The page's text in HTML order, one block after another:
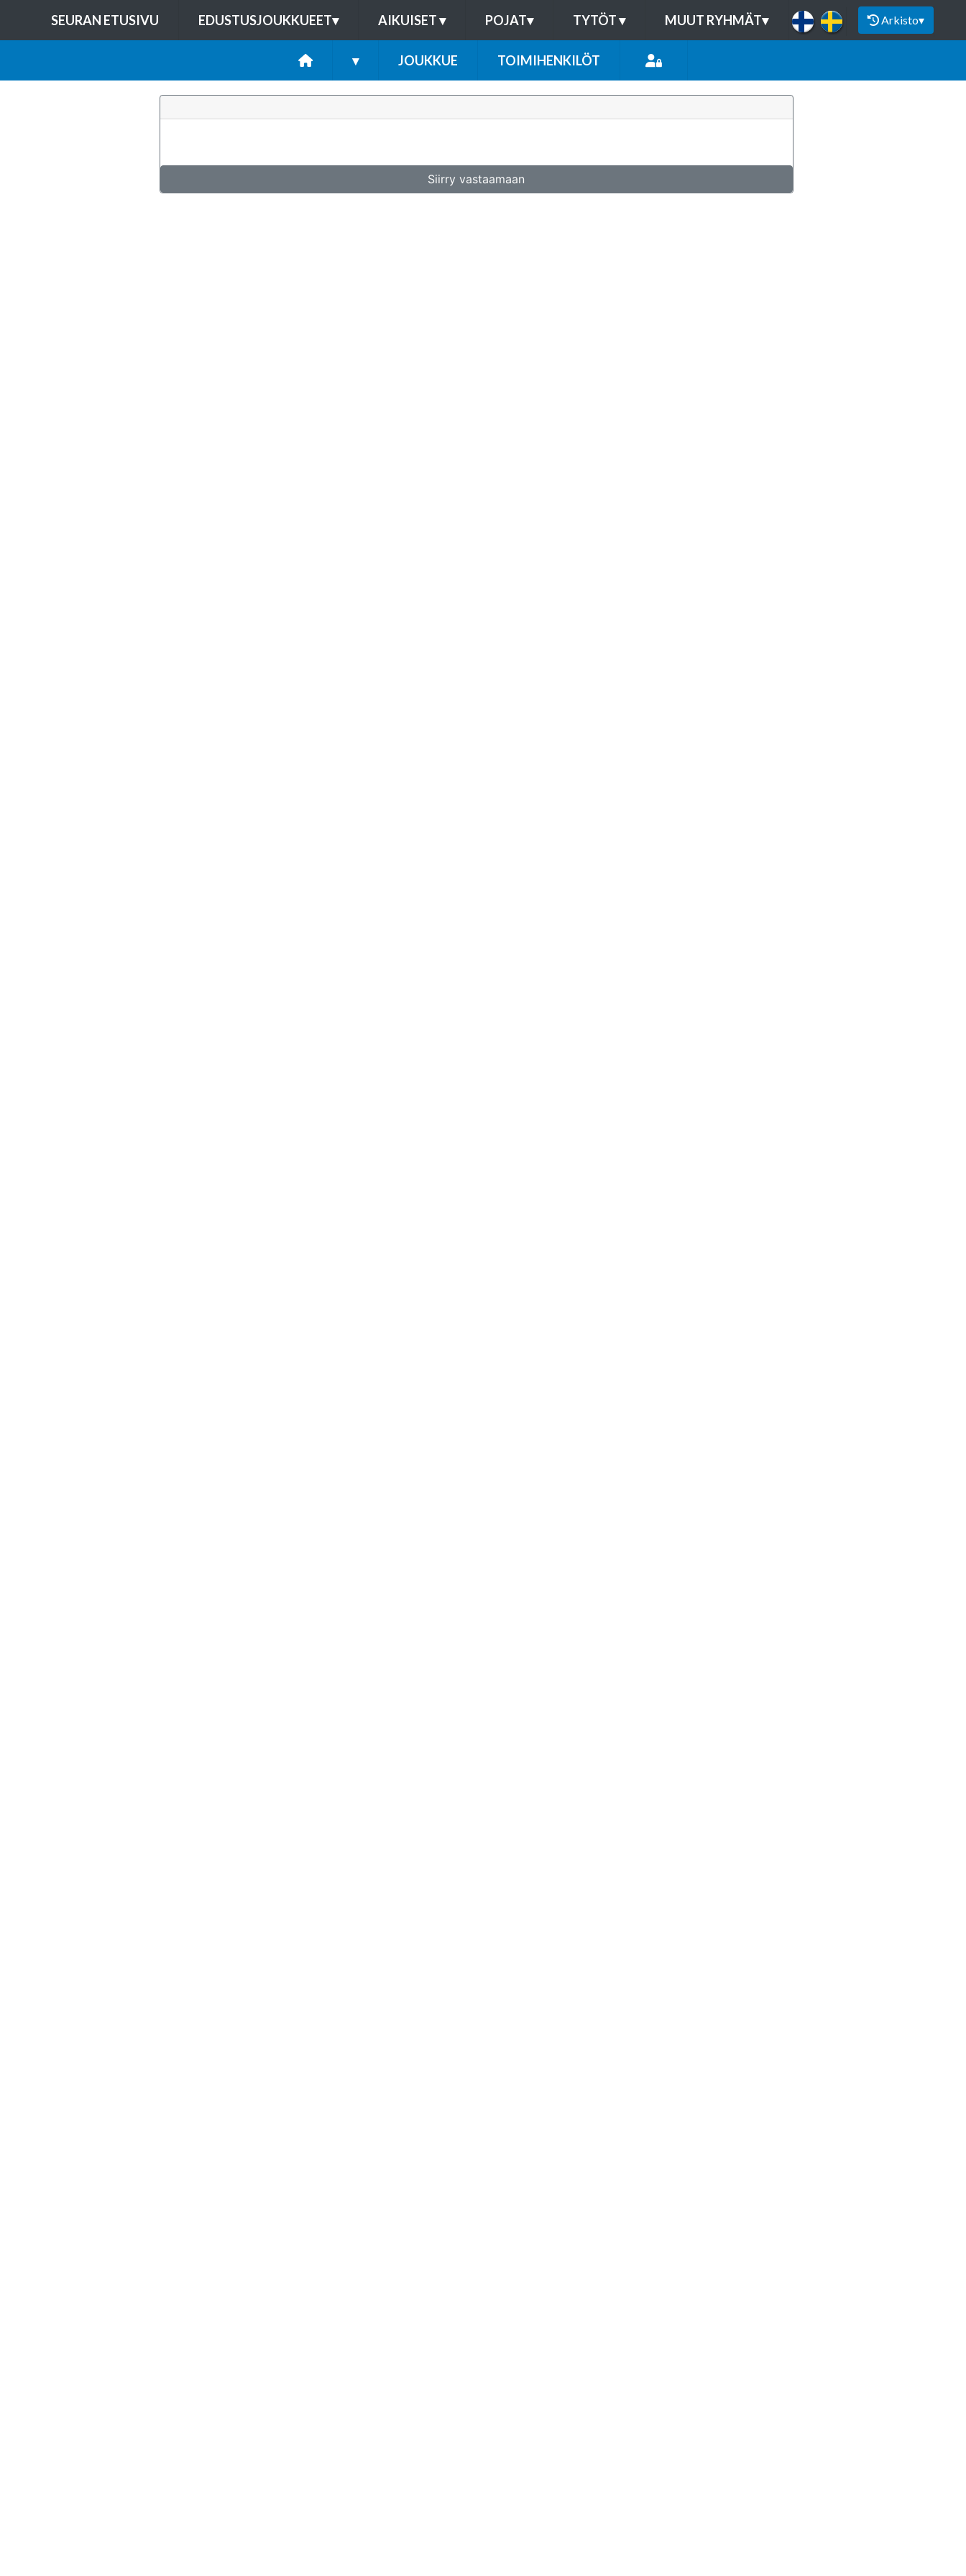
SEURAN ETUSIVU EDUSTUSJOUKKUEET▾ AIKUISET▾ POJAT▾ TYTÖT▾ MUUT RYHMÄT▾ Arkisto▾
▾ JOUKKUE TOIMIHENKILÖT